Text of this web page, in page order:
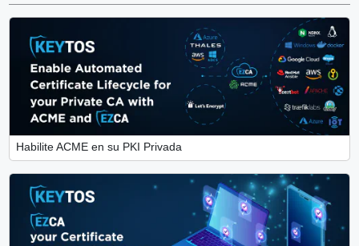
Habilite ACME en su PKI Privada